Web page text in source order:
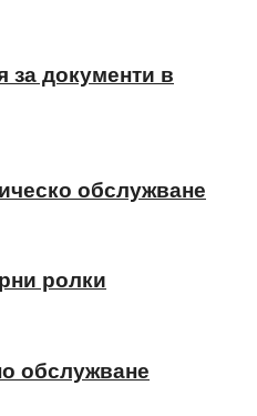
за документи в
обслужване
ролки
обслужване